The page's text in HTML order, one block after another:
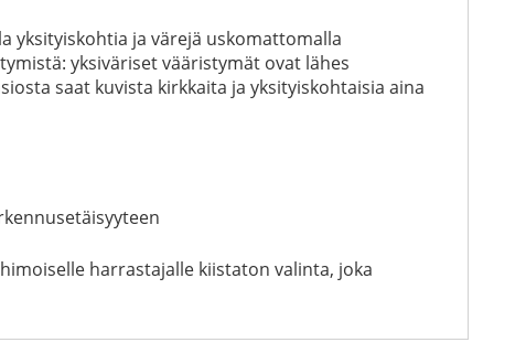
yksityiskohtia ja värejä uskomattomalla
yksiväriset vääristymät ovat lähes
saat kuvista kirkkaita ja yksityiskohtaisia aina
harrastajalle kiistaton valinta, joka